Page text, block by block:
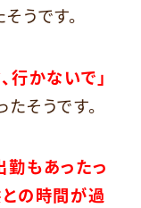
うです。
行かないで」
そうです。
勤もあったっ
との時間が過